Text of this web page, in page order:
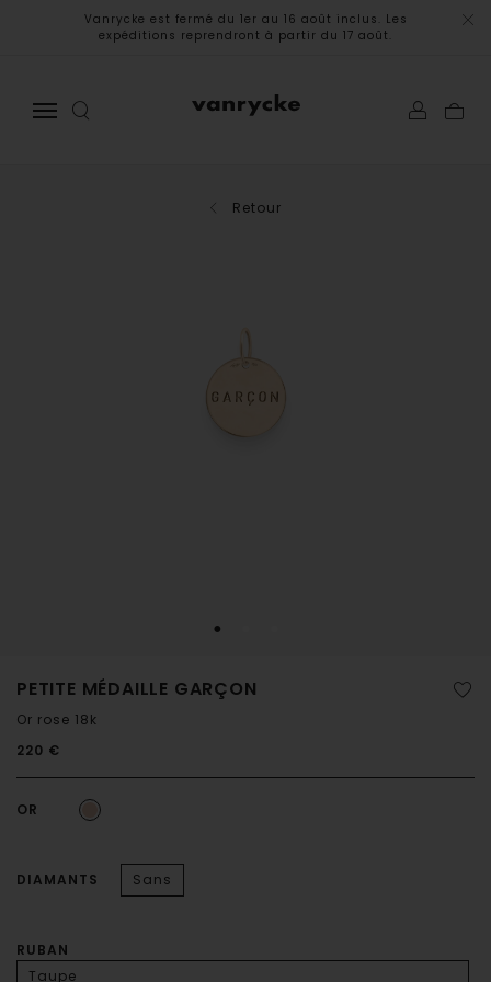
Vanrycke est fermé du 1er au 16 août inclus. Les
expéditions reprendront à partir du 17 août.
Retour
PETITE MÉDAILLE GARÇON
Or rose 18k
220 €
OR
DIAMANTS Sans
RUBAN
Taupe